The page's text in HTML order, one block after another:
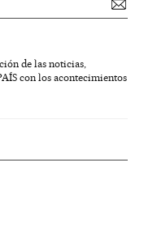
de las noticias,
con los acontecimientos